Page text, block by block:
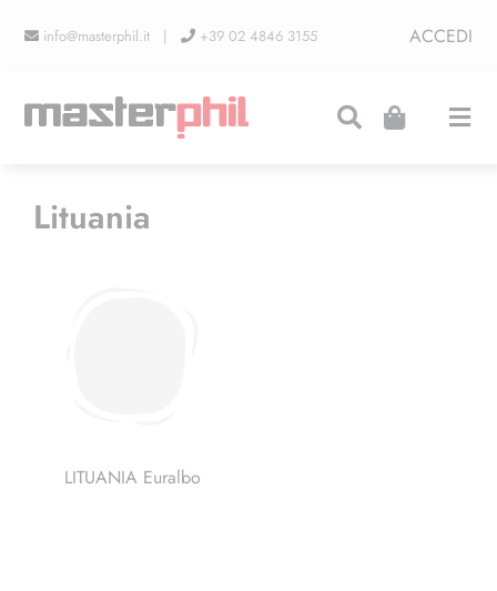
info@masterphil.it | +39 02 4846 3155 ACCEDI
CONTATTI
Lituania
LITUANIA Euralbo